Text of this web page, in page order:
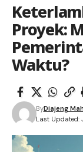
Proyek:
Waktu?
Last Updated:
ByDiajeng